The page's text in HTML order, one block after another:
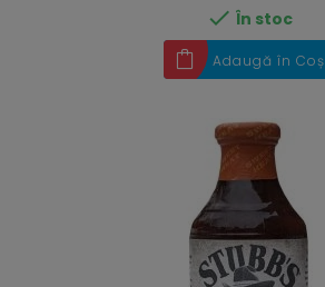
 În stoc
Adaugă în Coș